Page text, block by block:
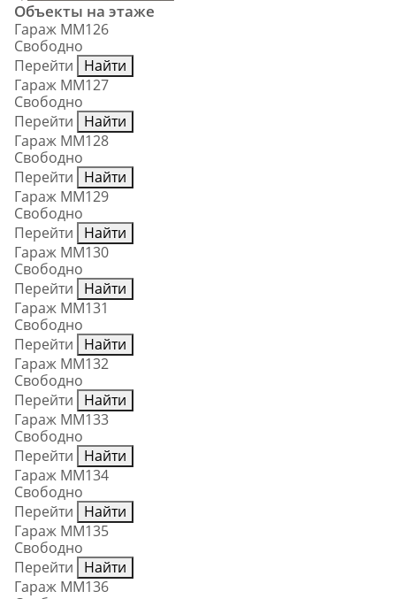
Объекты на этаже
Гараж ММ126
Свободно
Перейти
Найти
Гараж ММ127
Свободно
Перейти
Найти
Гараж ММ128
Свободно
Перейти
Найти
Гараж ММ129
Свободно
Перейти
Найти
Гараж ММ130
Свободно
Перейти
Найти
Гараж ММ131
Свободно
Перейти
Найти
Гараж ММ132
Свободно
Перейти
Найти
Гараж ММ133
Свободно
Перейти
Найти
Гараж ММ134
Свободно
Перейти
Найти
Гараж ММ135
Свободно
Перейти
Найти
Гараж ММ136